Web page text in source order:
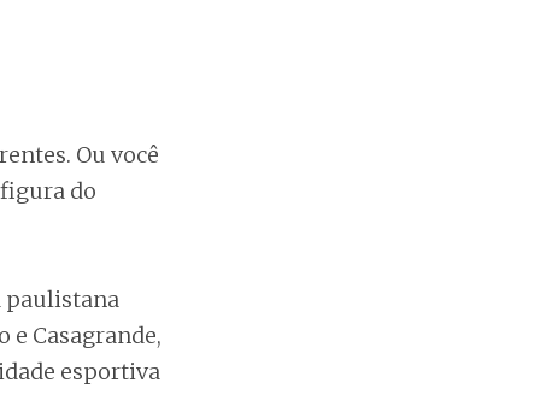
Ou você
do
paulistana
e Casagrande,
esportiva